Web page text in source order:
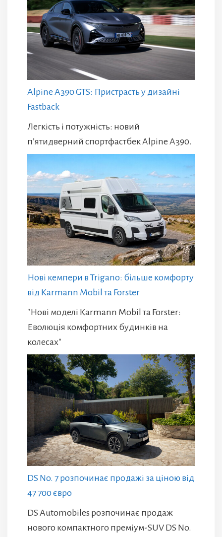
Alpine A390 GTS: Пристрасть у дизайні
Fastback
Легкість і потужність: новий
п’ятидверний спортфастбек Alpine A390.
Нові кемпери в Trigano: більше комфорту
від Karmann Mobil та Forster
"Нові моделі Karmann Mobil та Forster:
Еволюція комфортних будинків на
колесах"
DS No. 7 розпочинає продажі за ціною від
47 700 євро
DS Automobiles розпочинає продаж
нового компактного преміум-SUV DS No.